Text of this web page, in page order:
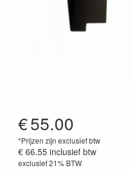
€55.00
*Prijzen zijn exclusief btw
€ 66.55 inclusief btw
exclusief 21% BTW